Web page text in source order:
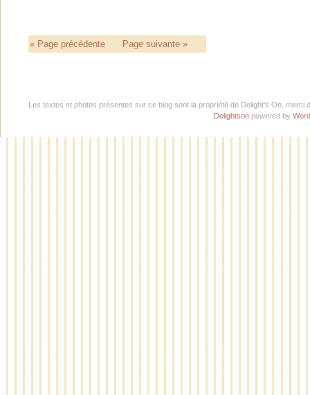
« Page précédente Page suivante »
Les textes et photos présentes sur ce blog sont la propriété de Delight's On,
Delightson powered by